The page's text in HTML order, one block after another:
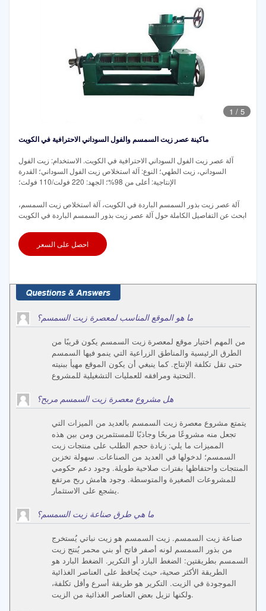
1 / 5
ماكينة عصر زيت السمسم والفول السوداني الاحترافية في الكويت
آلة عصر زيت الفول السوداني الاحترافية في الكويت. الاستخدام: زيت الفول
السوداني، زيت الطهي؛ النوع: آلة استخلاص زيت الفول السوداني؛ القدرة
الإنتاجية: أعلى من 98%؛ الجهد: 220 فولت/110 فولت؛
آلة عصر زيت بذور السمسم الباردة في الكويت، آلة استخلاص زيت السمسم،
ابحث عن التفاصيل الكاملة حول آلة عصر زيت بذور السمسم الباردة في الكويت
احصل على السعر
ما هو الموقع المناسب لمعصرة زيت السمسم؟
من المهم اختيار موقع لمعصرة زيت السمسم يكون قريبًا من
الطرق الرئيسية والمناطق الزراعية التي ينمو فيها السمسم
حتى تقل تكلفة الإنتاج. كما ينبغي أن يكون الموقع مهيأ ببنيته
التحتية ومرافقه للعمليات التشغيلية للمشروع.
هل مشروع معصرة زيت السمسم مربح؟
يتمتع مشروع معصرة زيت السمسم بالعديد من الميزات التي
تجعل منه مشروعًا مربحًا وجاذبًا للمستثمرين ومن بين هذه
المميزات ما يلي: زيادة حجم الطلب على منتجات زيت
السمسم؛ لدخولها في العديد من الصناعات. سهولة تخزين
المنتجات واحتفاظها بفترات صلاحية طويلة. وجود دعم حكومي
للمشروعات الصغيرة والمتوسطة. وجود هامش ربح مرتفع
يشجع على الاستثمار.
ما هي طرق صناعة زيت السمسم؟
صناعة زيت السمسم. زيت السمسم هو زيت نباتي يُستخرج
من بذور السمسم لونه أصفر فاتح أو بني محمر يُنتج زيت
السمسم بطريقتين: الضغط البارد أو التكرير. الضغط البارد هو
الطريقة الأكثر صحية، حيث يُحافظ على العناصر الغذائية
الموجودة في الزيت. التكرير هو طريقة أسرع وأقل تكلفة،
ولكنها تزيل بعض العناصر الغذائية من الزيت.